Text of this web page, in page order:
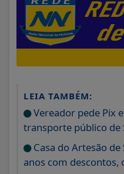
LEIA TAMBÉM:
Vereador pede Pix
transporte público de
Casa do Artesão de
anos com descontos,